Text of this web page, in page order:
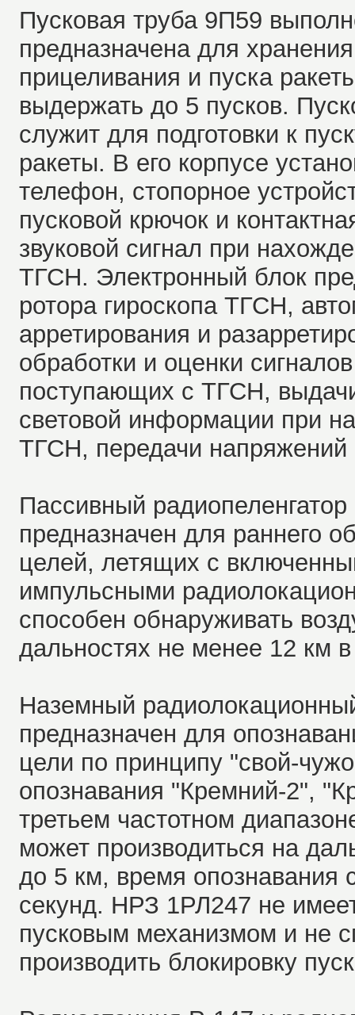
Пусковая труба 9П59
предназначена для
прицеливания и пуска
выдержать до 5 пусков.
служит для подготовки к
ракеты. В его корпусе
телефон, стопорное
пусковой крючок и
звуковой сигнал при
ТГСН. Электронный блок
ротора гироскопа ТГСН,
арретирования и
обработки и оценки
поступающих с ТГСН,
световой информации при
ТГСН, передачи напряжений
Пассивный
предназначен для раннего
целей, летящих с
импульсными
способен обнаруживать
дальностях не менее 12 км
Наземный
предназначен для
цели по принципу "свой-
опознавания "Кремний-2",
третьем частотном
может производиться на
до 5 км, время опознавания
секунд. НРЗ 1РЛ247 не
пусковым механизмом и не
производить блокировку